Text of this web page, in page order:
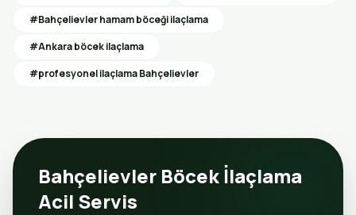
#Bahçelievler hamam böceği ilaçlama
#Ankara böcek ilaçlama
#profesyonel ilaçlama Bahçelievler
Bahçelievler Böcek İlaçlama
Acil Servis